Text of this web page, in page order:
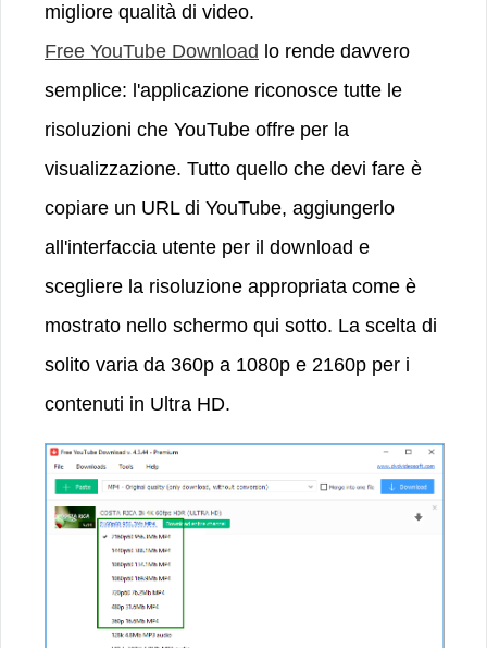
migliore qualità di video.
Free YouTube Download lo rende davvero
semplice: l'applicazione riconosce tutte le
risoluzioni che YouTube offre per la
visualizzazione. Tutto quello che devi fare è
copiare un URL di YouTube, aggiungerlo
all'interfaccia utente per il download e
scegliere la risoluzione appropriata come è
mostrato nello schermo qui sotto. La scelta di
solito varia da 360p a 1080p e 2160p per i
contenuti in Ultra HD.